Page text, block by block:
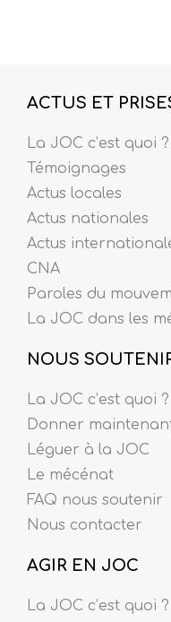
ACTUS ET
La JOC c’est quoi ?
Témoignages
Actus locales
Actus nationales
Actus
CNA
Paroles du
La JOC dans les
NOUS
La JOC c’est quoi ?
Donner
Léguer à la JOC
Le mécénat
FAQ nous soutenir
Nous contacter
AGIR EN JOC
La JOC c’est quoi ?